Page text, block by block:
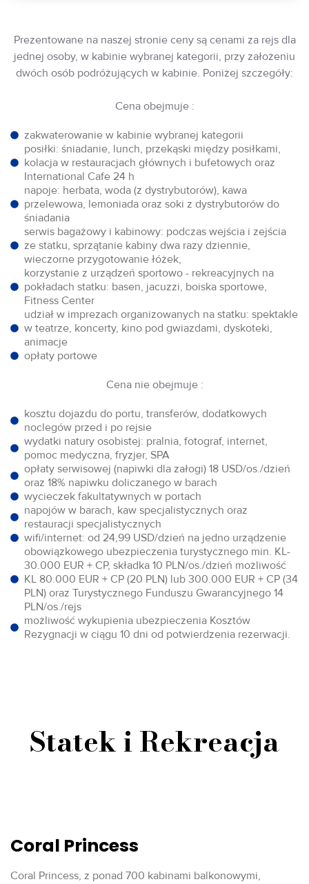
Prezentowane na naszej stronie ceny są cenami za rejs dla
jednej osoby, w kabinie wybranej kategorii, przy założeniu
dwóch osób podróżujących w kabinie. Poniżej szczegóły:
Cena obejmuje :
zakwaterowanie w kabinie wybranej kategorii
posiłki: śniadanie, lunch, przekąski między posiłkami,
kolacja w restauracjach głównych i bufetowych oraz
International Cafe 24 h
napoje: herbata, woda (z dystrybutorów), kawa
przelewowa, lemoniada oraz soki z dystrybutorów do
śniadania
serwis bagażowy i kabinowy: podczas wejścia i zejścia
ze statku, sprzątanie kabiny dwa razy dziennie,
wieczorne przygotowanie łóżek,
korzystanie z urządzeń sportowo - rekreacyjnych na
pokładach statku: basen, jacuzzi, boiska sportowe,
Fitness Center
udział w imprezach organizowanych na statku: spektakle
w teatrze, koncerty, kino pod gwiazdami, dyskoteki,
animacje
opłaty portowe
Cena nie obejmuje :
kosztu dojazdu do portu, transferów, dodatkowych
noclegów przed i po rejsie
wydatki natury osobistej: pralnia, fotograf, internet,
pomoc medyczna, fryzjer, SPA
opłaty serwisowej (napiwki dla załogi) 18 USD/os./dzień
oraz 18% napiwku doliczanego w barach
wycieczek fakultatywnych w portach
napojów w barach, kaw specjalistycznych oraz
restauracji specjalistycznych
wifi/internet: od 24,99 USD/dzień na jedno urządzenie
obowiązkowego ubezpieczenia turystycznego min. KL-
30.000 EUR + CP, składka 10 PLN/os./dzień możliwość
KL 80.000 EUR + CP (20 PLN) lub 300.000 EUR + CP (34
PLN) oraz Turystycznego Funduszu Gwarancyjnego 14
PLN/os./rejs
możliwość wykupienia ubezpieczenia Kosztów
Rezygnacji w ciągu 10 dni od potwierdzenia rezerwacji.
Statek i Rekreacja
Coral Princess
Coral Princess, z ponad 700 kabinami balkonowymi,